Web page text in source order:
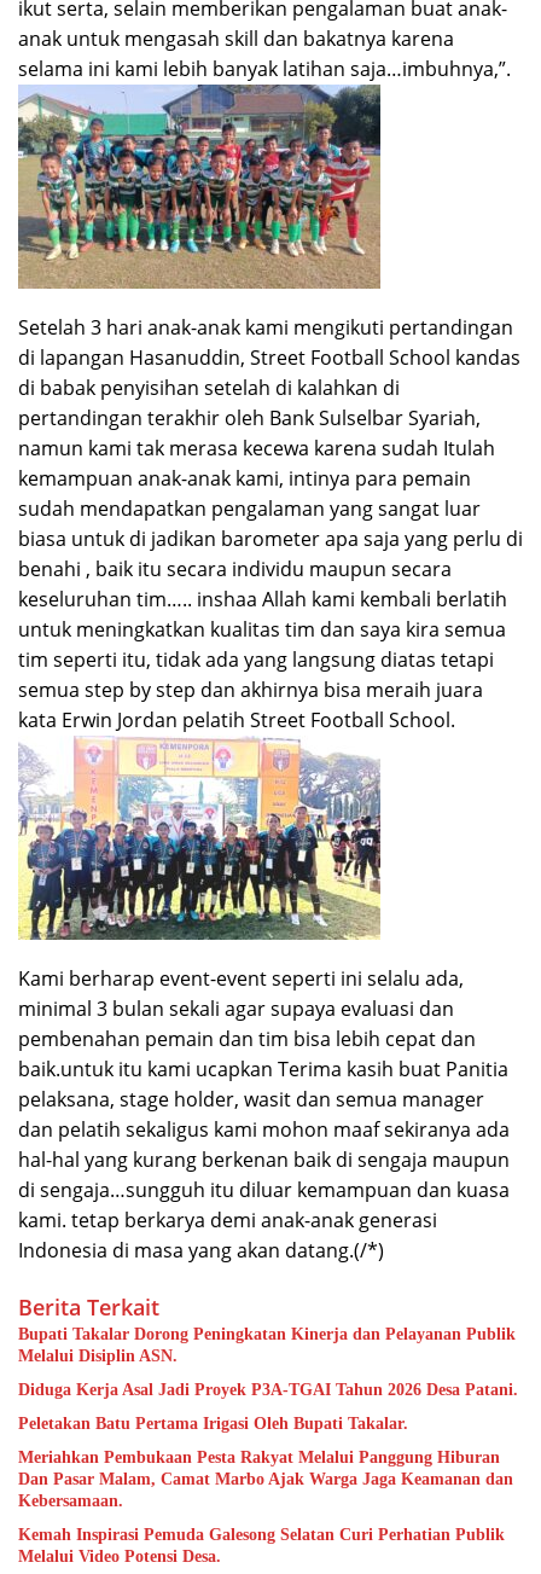
ikut serta, selain memberikan pengalaman buat anak-
anak untuk mengasah skill dan bakatnya karena
selama ini kami lebih banyak latihan saja…imbuhnya,”.
Setelah 3 hari anak-anak kami mengikuti pertandingan
di lapangan Hasanuddin, Street Football School kandas
di babak penyisihan setelah di kalahkan di
pertandingan terakhir oleh Bank Sulselbar Syariah,
namun kami tak merasa kecewa karena sudah Itulah
kemampuan anak-anak kami, intinya para pemain
sudah mendapatkan pengalaman yang sangat luar
biasa untuk di jadikan barometer apa saja yang perlu di
benahi , baik itu secara individu maupun secara
keseluruhan tim….. inshaa Allah kami kembali berlatih
untuk meningkatkan kualitas tim dan saya kira semua
tim seperti itu, tidak ada yang langsung diatas tetapi
semua step by step dan akhirnya bisa meraih juara
kata Erwin Jordan pelatih Street Football School.
Kami berharap event-event seperti ini selalu ada,
minimal 3 bulan sekali agar supaya evaluasi dan
pembenahan pemain dan tim bisa lebih cepat dan
baik.untuk itu kami ucapkan Terima kasih buat Panitia
pelaksana, stage holder, wasit dan semua manager
dan pelatih sekaligus kami mohon maaf sekiranya ada
hal-hal yang kurang berkenan baik di sengaja maupun
di sengaja…sungguh itu diluar kemampuan dan kuasa
kami. tetap berkarya demi anak-anak generasi
Indonesia di masa yang akan datang.(/*)
Berita Terkait
Bupati Takalar Dorong Peningkatan Kinerja dan Pelayanan Publik
Melalui Disiplin ASN.
Diduga Kerja Asal Jadi Proyek P3A-TGAI Tahun 2026 Desa Patani.
Peletakan Batu Pertama Irigasi Oleh Bupati Takalar.
Meriahkan Pembukaan Pesta Rakyat Melalui Panggung Hiburan
Dan Pasar Malam, Camat Marbo Ajak Warga Jaga Keamanan dan
Kebersamaan.
Kemah Inspirasi Pemuda Galesong Selatan Curi Perhatian Publik
Melalui Video Potensi Desa.